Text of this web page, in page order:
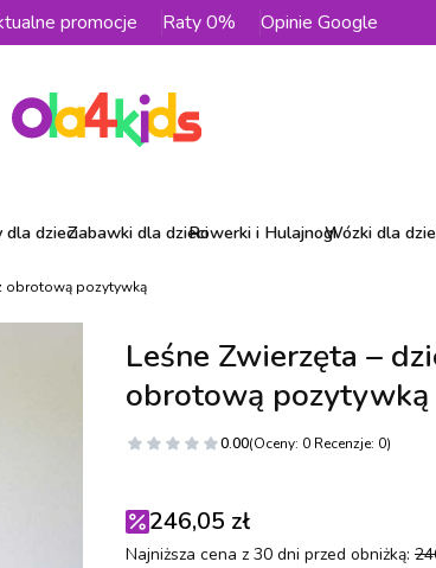
promocje Raty 0% Opinie Google
dla dzieciZabawki dla dzieciRowerki i HulajnogiWózki dla
obrotową pozytywką
Leśne Zwierzęta –
obrotową pozytywką
0.00(Oceny: 0 Recenzje: 0)
246,05 zł
Najniższa cena z 30 dni przed obniżką: